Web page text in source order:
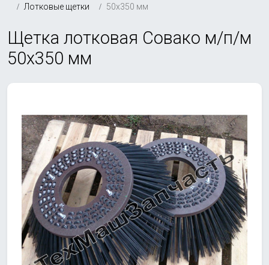
Лотковые щетки
50х350 мм
Щетка лотковая Совако м/п/м
50х350 мм